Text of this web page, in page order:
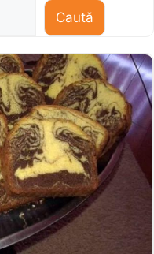
Caută